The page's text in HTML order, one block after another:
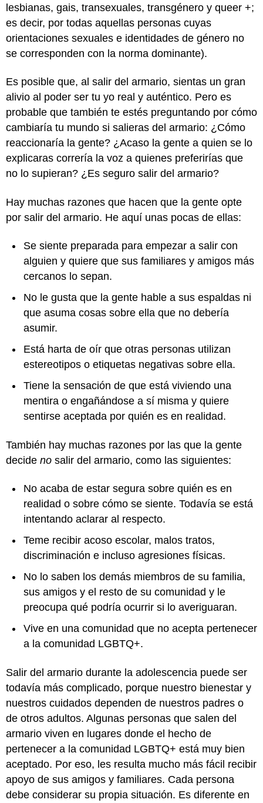
lesbianas, gais, transexuales, transgénero y queer +;
es decir, por todas aquellas personas cuyas
orientaciones sexuales e identidades de género no
se corresponden con la norma dominante).
Es posible que, al salir del armario, sientas un gran
alivio al poder ser tu yo real y auténtico. Pero es
probable que también te estés preguntando por cómo
cambiaría tu mundo si salieras del armario: ¿Cómo
reaccionaría la gente? ¿Acaso la gente a quien se lo
explicaras correría la voz a quienes preferirías que
no lo supieran? ¿Es seguro salir del armario?
Hay muchas razones que hacen que la gente opte
por salir del armario. He aquí unas pocas de ellas:
Se siente preparada para empezar a salir con
alguien y quiere que sus familiares y amigos más
cercanos lo sepan.
No le gusta que la gente hable a sus espaldas ni
que asuma cosas sobre ella que no debería
asumir.
Está harta de oír que otras personas utilizan
estereotipos o etiquetas negativas sobre ella.
Tiene la sensación de que está viviendo una
mentira o engañándose a sí misma y quiere
sentirse aceptada por quién es en realidad.
También hay muchas razones por las que la gente
decide no salir del armario, como las siguientes:
No acaba de estar segura sobre quién es en
realidad o sobre cómo se siente. Todavía se está
intentando aclarar al respecto.
Teme recibir acoso escolar, malos tratos,
discriminación e incluso agresiones físicas.
No lo saben los demás miembros de su familia,
sus amigos y el resto de su comunidad y le
preocupa qué podría ocurrir si lo averiguaran.
Vive en una comunidad que no acepta pertenecer
a la comunidad LGBTQ+.
Salir del armario durante la adolescencia puede ser
todavía más complicado, porque nuestro bienestar y
nuestros cuidados dependen de nuestros padres o
de otros adultos. Algunas personas que salen del
armario viven en lugares donde el hecho de
pertenecer a la comunidad LGBTQ+ está muy bien
aceptado. Por eso, les resulta mucho más fácil recibir
apoyo de sus amigos y familiares. Cada persona
debe considerar su propia situación. Es diferente en